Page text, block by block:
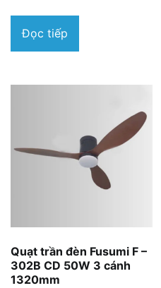
Đọc tiếp
Quạt trần đèn Fusumi F –
302B CD 50W 3 cánh
1320mm